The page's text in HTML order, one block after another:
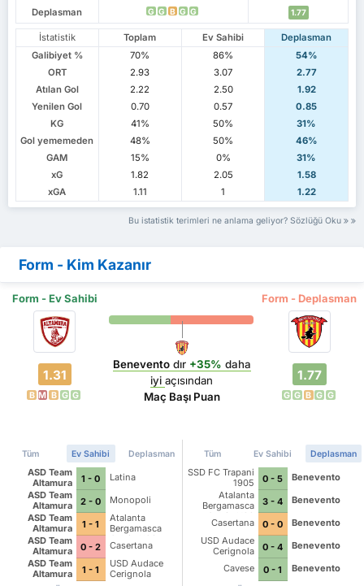
Deplasman G G B G G 1.77
İstatistik Toplam Ev Sahibi
Deplasman
Galibiyet %
70% 86%
54%
ORT
2.93 3.07
2.77
Atılan Gol
2.22 2.50
1.92
Yenilen Gol
0.70 0.57
0.85
KG
41% 50%
31%
Gol yememeden
48% 50%
46%
GAM
15% 0%
31%
xG
1.82 2.05
1.58
xGA
1.11 1 1.22
Bu istatistik terimleri ne anlama geliyor? Sözlüğü Oku
Form - Kim Kazanır
Form - Ev Sahibi Form - Deplasman
1.31
B M B G G
Beneventodır +35% daha
iyiaçısından
Maç Başı Puan
1.77
G G B G G
Tüm Ev Sahibi Deplasman
ASD Team
Altamura
1 - 0
Latina
ASD Team
Altamura
2 - 0
Monopoli
ASD Team
Altamura
1 - 1
Atalanta
Bergamasca
Calcio U23
ASD Team
Altamura
0 - 2
Casertana
ASD Team
Altamura
1 - 1
USD Audace
Cerignola
Tüm Ev Sahibi Deplasman
SSD FC Trapani
1905
0 - 5
Benevento
Atalanta
Bergamasca
Calcio U23
3 - 4
Benevento
Casertana
0 - 0
Benevento
USD Audace
Cerignola
0 - 4
Benevento
Cavese
0 - 1
Benevento